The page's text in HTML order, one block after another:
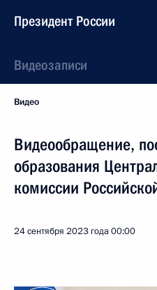
Президент России
Видеозаписи
Видео
Видеообращение,
образования
комиссии
24 сентября 2023 года00:00